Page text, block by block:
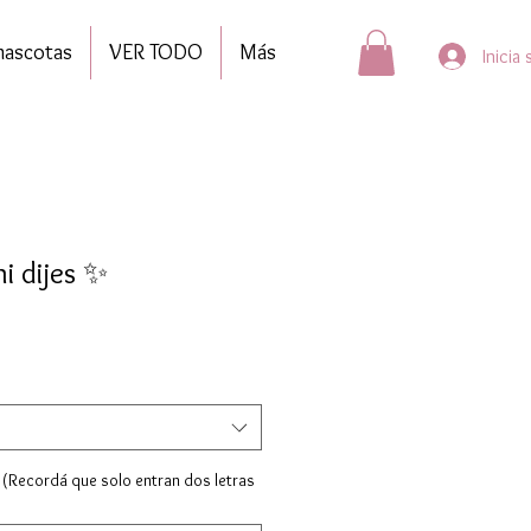
VER TODO Más Inicia
dijes ✨
(Recordá que solo entran dos letras